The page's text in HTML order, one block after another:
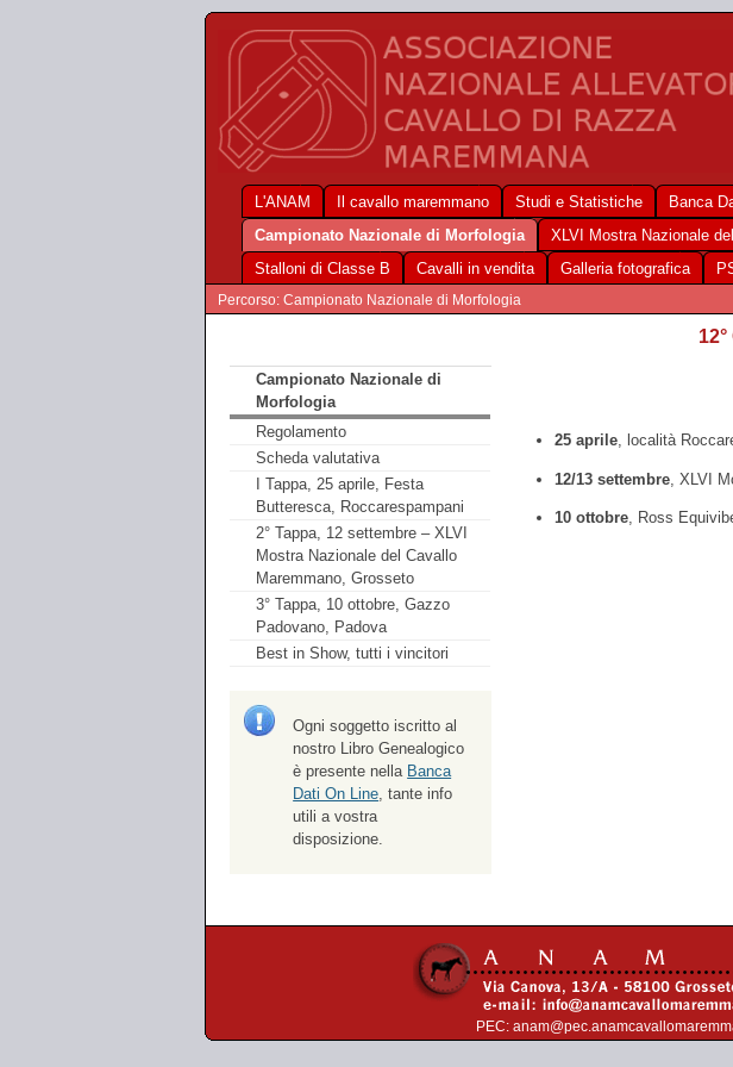
L'ANAM Il cavallo maremmano Studi e Statistiche Banca
Campionato Nazionale di Morfologia
XLVI Mostra Nazionale
Stalloni di Classe B
Cavalli in vendita Galleria fotografica
Percorso: Campionato Nazionale di Morfologia
Campionato Nazionale di
Morfologia
Regolamento
Scheda valutativa
I Tappa, 25 aprile, Festa
Butteresca, Roccarespampani
2° Tappa, 12 settembre – XLVI
Mostra Nazionale del Cavallo
Maremmano, Grosseto
3° Tappa, 10 ottobre, Gazzo
Padovano, Padova
Best in Show, tutti i vincitori
Ogni soggetto iscritto al
nostro Libro Genealogico
è presente nella Banca
Dati On Line, tante info
utili a vostra
disposizione.
25 aprile, località
12/13 settembre, XLVI
10 ottobre, Ross
PEC: